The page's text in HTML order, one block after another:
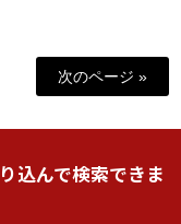
次のページ »
込んで検索できま